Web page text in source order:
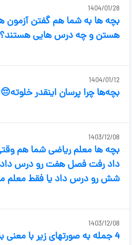
1404/01/28
بچه ها به شما هم گفتن آزمون
هستن و چه درس هایی هستند؟
1404/01/12
بچه‌ها چرا پرسان اینقدر
1403/12/08
بچه ها معلم ریاضی شما هم
داد رفت فصل هفت رو درس
شش رو درس داد یا فقط معلم ما
1403/12/08
4 جمله به صورتهای زیر با